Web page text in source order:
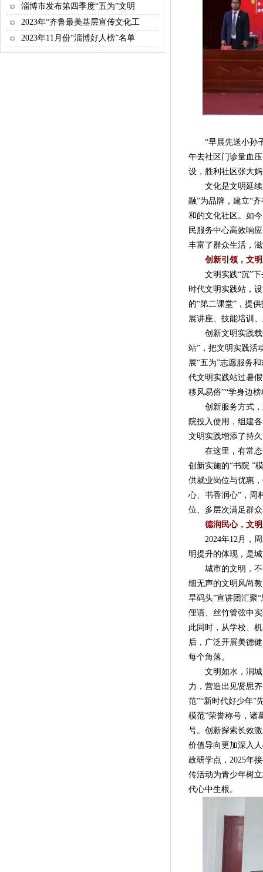
淄博市发布第四季度“五为”文明
2023年“齐鲁最美基层宣传文化工
2023年11月份“淄博好人榜”名单
“早晨先送小孙子
午去社区门诊量血
设，胜利社区张大
文化是文明延续的
融”为品牌，建立“
和的文化社区。如
民服务中心高效响
丰富了群众生活，
创新引领，文
文明实践“沉”下
时代文明实践站，
的“第二课堂”，提
展讲座、技能培训
创新文明实践载
站”，把文明实践活
展“五为”志愿服务
代文明实践站过暑
移风易俗”“学身边
创新服务方式，
院投入使用，组建
文明实践增添了持
在这里，有常态
创新实施的“书院 ”
供就业岗位与优惠
心、书香润心”，周
位、多层次满足群
德润民心，文
2024年12月，周
明提升的体现，是
城市的文明，不仅
细无声的文明风尚
旱码头”宣讲团汇聚
俚语、丝竹管弦中
此同时，从学校、
后，广泛开展美德
每个角落。
文明如水，润城
力，营造出见贤思
范”“新时代好少年”
模范”荣誉称号，诸
号。创新探索长效
价值导向更加深入
政研学点，2025年
传活动为青少年树
代心中生根。